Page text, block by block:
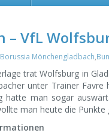
– VfL
Borussia Mönchengladbach,
trat Wolfsburg in
unter Trainer
hatte man sogar
man heute die Punkte